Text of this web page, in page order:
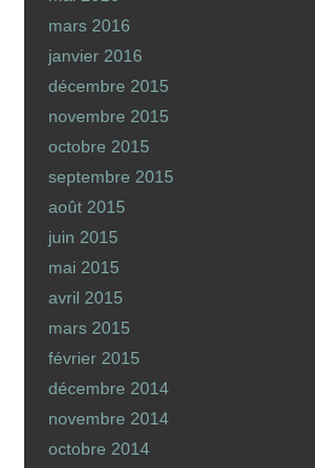
mars 2016
janvier 2016
décembre 2015
novembre 2015
octobre 2015
septembre 2015
août 2015
juin 2015
mai 2015
avril 2015
mars 2015
février 2015
décembre 2014
novembre 2014
octobre 2014